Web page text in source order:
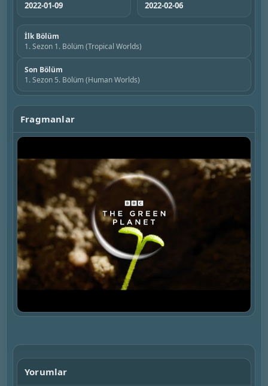
2022-01-09 2022-02-06
İlk Bölüm
1. Sezon 1. Bölüm (Tropical Worlds)
Son Bölüm
1. Sezon 5. Bölüm (Human Worlds)
Fragmanlar
Yorumlar